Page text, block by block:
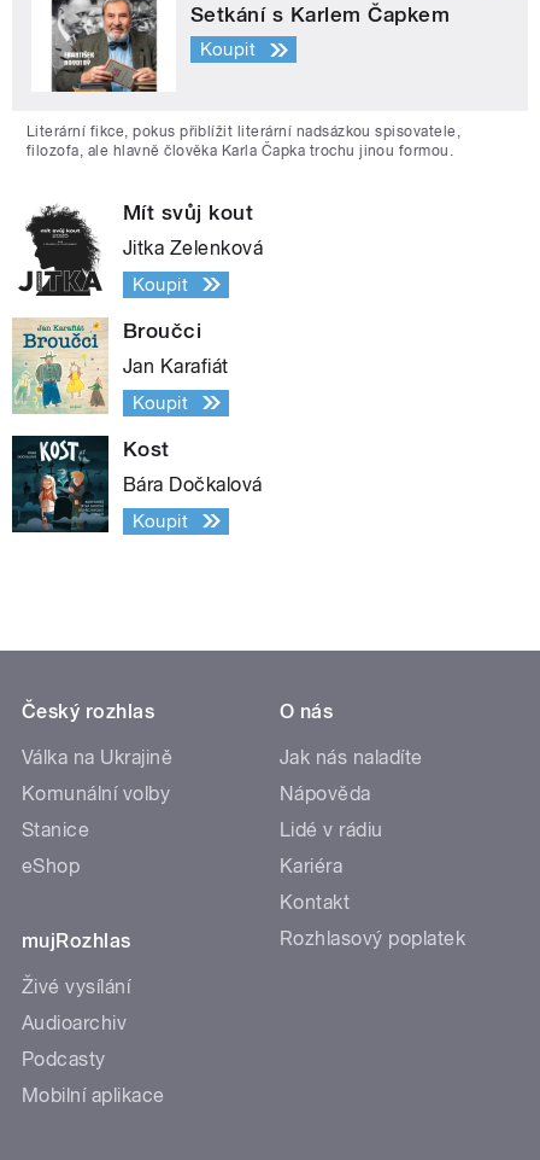
Setkání s Karlem Čapkem
Koupit
Literární fikce, pokus přiblížit literární nadsázkou spisovatele,
filozofa, ale hlavně člověka Karla Čapka trochu jinou formou.
Mít svůj kout
Jitka Zelenková
Koupit
Broučci
Jan Karafiát
Koupit
Kost
Bára Dočkalová
Koupit
Český rozhlas
Válka na Ukrajině
Komunální volby
Stanice
eShop
mujRozhlas
Živé vysílání
Audioarchiv
Podcasty
Mobilní aplikace
O nás
Jak nás naladíte
Nápověda
Lidé v rádiu
Kariéra
Kontakt
Rozhlasový poplatek